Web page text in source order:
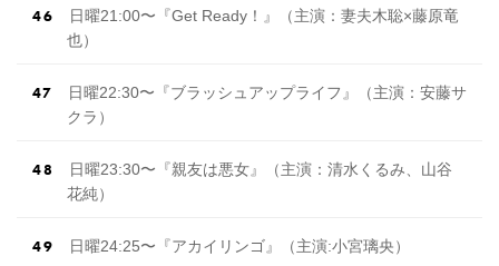
日曜21:00〜『Get Ready！』（主演：妻夫木聡×藤原竜
也）
日曜22:30〜『ブラッシュアップライフ』（主演：安藤サ
クラ）
日曜23:30〜『親友は悪女』（主演：清水くるみ、山谷
花純）
日曜24:25〜『アカイリンゴ』（主演:小宮璃央）